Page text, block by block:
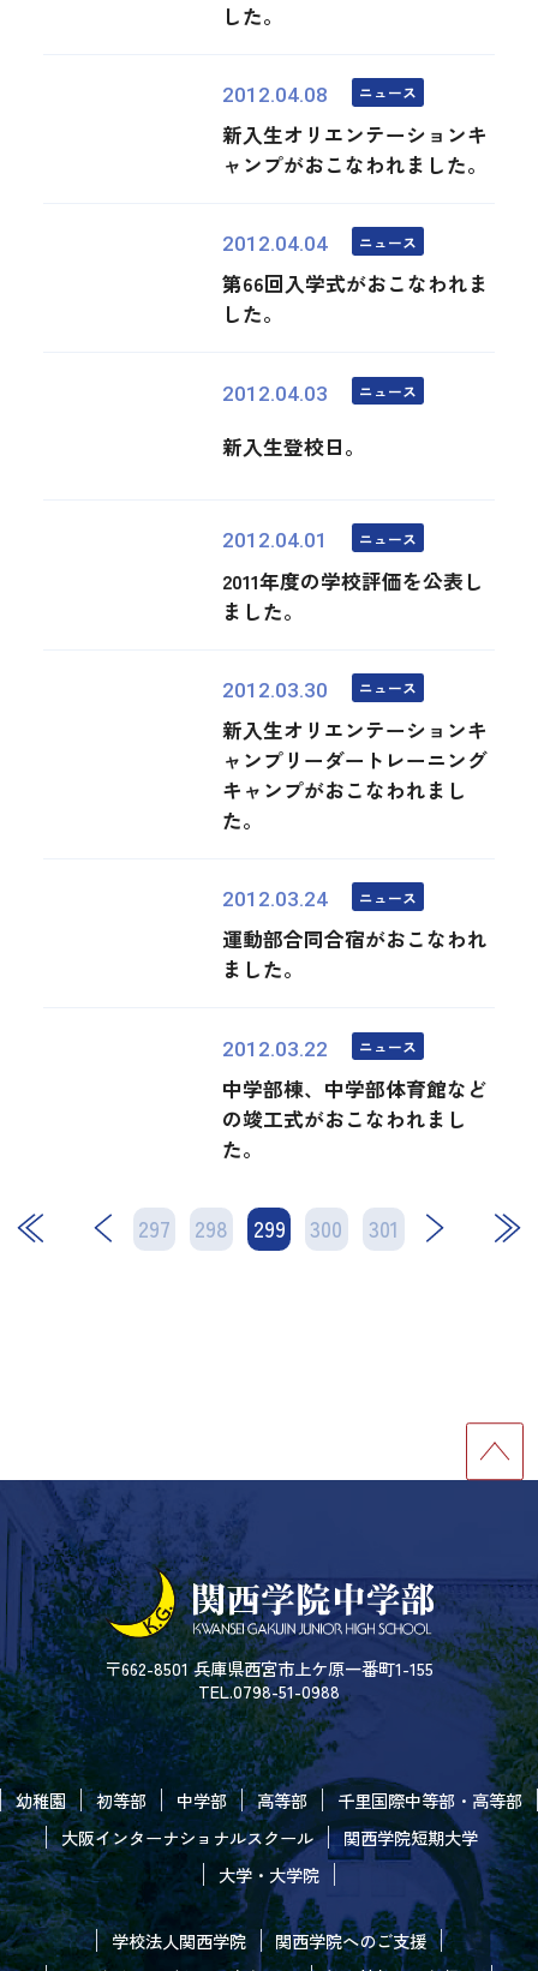
した。
2012.04.08 ニュース
新入生オリエンテーションキ
ャンプがおこなわれました。
2012.04.04 ニュース
第66回入学式がおこなわれま
した。
2012.04.03 ニュース
新入生登校日。
2012.04.01 ニュース
2011年度の学校評価を公表し
ました。
2012.03.30 ニュース
新入生オリエンテーションキ
ャンプリーダートレーニング
キャンプがおこなわれまし
た。
2012.03.24 ニュース
運動部合同合宿がおこなわれ
ました。
2012.03.22 ニュース
中学部棟、中学部体育館など
の竣工式がおこなわれまし
た。
297 298 299 300 301
次 最後
〒662-8501 兵庫県西宮市上ケ原一番町1-155
TEL.0798-51-0988
幼稚園 初等部 中学部 高等部
千里国際中等部・高等部
大阪インターナショナルスクール
関西学院短期大学
大学・大学院
学校法人関西学院
関西学院へのご支援